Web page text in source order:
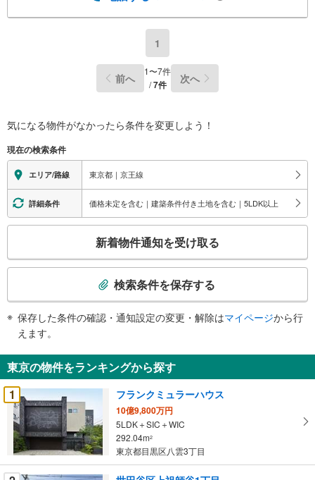
1
前へ 1〜7件
/7件 次へ
気になる物件がなかったら条件を変更しよう！
現在の検索条件
エリア/路線 東京都｜京王線
詳細条件 価格未定を含む｜建築条件付き土地を含む｜5LDK以上
検
知
を
受
け
取
る
・
条
新着物件通知を受け取る
検索条件を保存する
保存した条件の確認・通知設定の変更・解除はマイページから行
えます。
東京の物件をランキングから探す
1
フランクミュラーハウス
10億9,800万円
5LDK＋SIC＋WIC
292.04m2
東京都目黒区八雲3丁目